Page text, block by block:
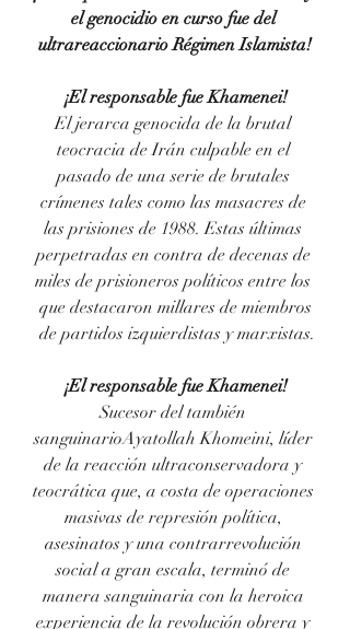
el genocidio en curso fue del
ultrareaccionario Régimen Islamista!
¡El responsable fue Khamenei!
El jerarca genocida de la brutal
teocracia de Irán culpable en el
pasado de una serie de brutales
crímenes tales como las masacres de
las prisiones de 1988. Estas últimas
perpetradas en contra de decenas de
miles de prisioneros políticos entre los
que destacaron millares de miembros
de partidos izquierdistas y marxistas.
¡El responsable fue Khamenei!
Sucesor del también
sanguinarioAyatollah Khomeini, líder
de la reacción ultraconservadora y
teocrática que, a costa de operaciones
masivas de represión política,
asesinatos y una contrarrevolución
social a gran escala, terminó de
manera sanguinaria con la heroica
experiencia de la revolución obrera y